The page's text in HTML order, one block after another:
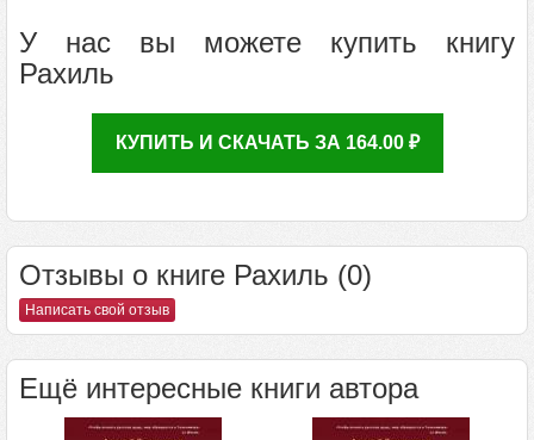
У нас вы можете купить книгу
Рахиль
КУПИТЬ И СКАЧАТЬ ЗА 164.00 ₽
Отзывы о книге Рахиль (0)
Написать свой отзыв
Ещё интересные книги автора